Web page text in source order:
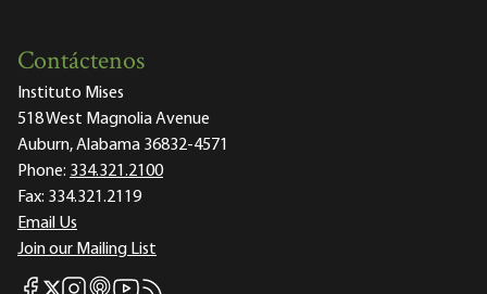
Contáctenos
Instituto Mises
518 West Magnolia Avenue
Auburn, Alabama 36832-4571
Phone: 334.321.2100
Fax: 334.321.2119
Email Us
Join our Mailing List
Mises Facebook
Mises Instagram
Mises itunes
Mises Youtube
Mises RSS feed